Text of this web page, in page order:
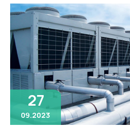
27
09.2023